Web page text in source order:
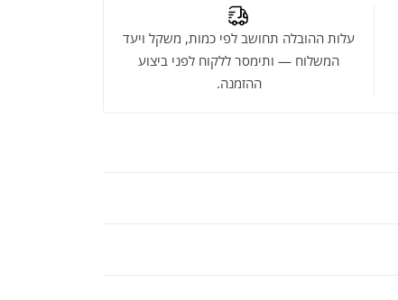
עלות ההובלה תחושב לפי כמות, משקל ויעד
המשלוח — ותימסר ללקוח לפני ביצוע
ההזמנה.